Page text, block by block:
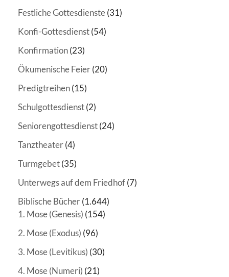
Festliche Gottesdienste(31)
Konfi-Gottesdienst(54)
Konfirmation(23)
Ökumenische Feier(20)
Predigtreihen(15)
Schulgottesdienst(2)
Seniorengottesdienst(24)
Tanztheater(4)
Turmgebet(35)
Unterwegs auf dem Friedhof(7)
Biblische Bücher(1.644)
1. Mose (Genesis) (154)
2. Mose (Exodus) (96)
3. Mose (Levitikus) (30)
4. Mose (Numeri) (21)